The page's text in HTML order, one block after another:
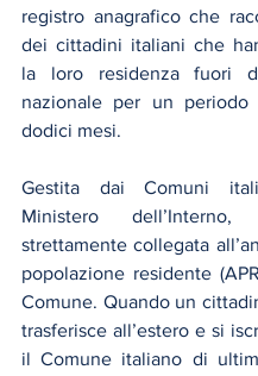
registro anagrafico che
dei cittadini italiani che
la loro residenza fuori
nazionale per un periodo
dodici mesi.
Gestita dai Comuni
Ministero
strettamente collegata
popolazione residente
Comune. Quando un
trasferisce all’estero e si
il Comune italiano di